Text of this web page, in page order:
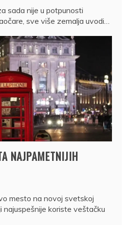
sada nije u potpunosti
sve više zemalja uvodi…
NAJPAMETNIJIH
mesto na novoj svetskoj
najuspešnije koriste veštačku